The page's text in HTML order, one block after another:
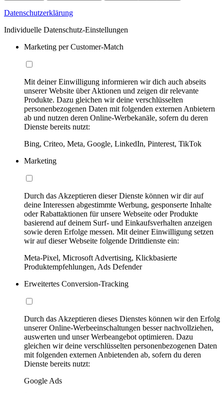
Datenschutzerklärung
Individuelle Datenschutz-Einstellungen
Marketing per Customer-Match
Mit deiner Einwilligung informieren wir dich auch abseits
unserer Website über Aktionen und zeigen dir relevante
Produkte. Dazu gleichen wir deine verschlüsselten
personenbezogenen Daten mit folgenden externen Anbietern
ab und nutzen deren Online-Werbekanäle, sofern du deren
Dienste bereits nutzt:
Bing, Criteo, Meta, Google, LinkedIn, Pinterest, TikTok
Marketing
Durch das Akzeptieren dieser Dienste können wir dir auf
deine Interessen abgestimmte Werbung, gesponserte Inhalte
oder Rabattaktionen für unsere Webseite oder Produkte
basierend auf deinem Surf- und Einkaufsverhalten anzeigen
sowie deren Erfolge messen. Mit deiner Einwilligung setzen
wir auf dieser Webseite folgende Drittdienste ein:
Meta-Pixel, Microsoft Advertising, Klickbasierte
Produktempfehlungen, Ads Defender
Erweitertes Conversion-Tracking
Durch das Akzeptieren dieses Dienstes können wir den Erfolg
unserer Online-Werbeeinschaltungen besser nachvollziehen,
auswerten und unser Werbeangebot optimieren. Dazu
gleichen wir deine verschlüsselten personenbezogenen Daten
mit folgenden externen Anbietenden ab, sofern du deren
Dienste bereits nutzt:
Google Ads